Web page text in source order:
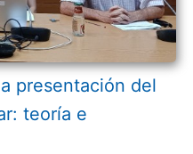
presentación del
teoría e